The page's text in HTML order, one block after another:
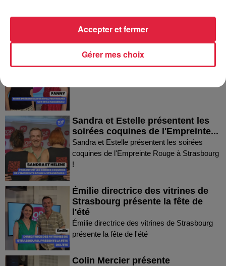
Fanny nous présente le festival
Sandra et Estelle présentent les
soirées coquines de l'Empreinte...
Sandra et Estelle présentent les soirées
coquines de l'Empreinte Rouge à Strasbourg
!
Émilie directrice des vitrines de
Strasbourg présente la fête de
l'été
Émilie directrice des vitrines de Strasbourg
présente la fête de l'été
Colin Mercier présente
Gérer mes choix
Accepter et fermer